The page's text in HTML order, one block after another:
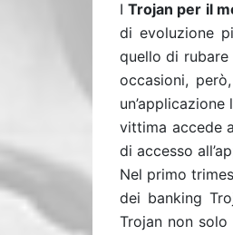
ITrojan per il
di evoluzione
quello di
occasioni,
vittima accede
di accesso
Nel primo
dei banking
Trojan non